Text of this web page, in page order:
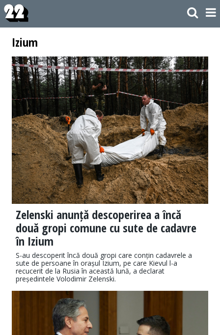
Izium
Zelenski anunță descoperirea a încă
două gropi comune cu sute de cadavre
în Izium
S-au descoperit încă două gropi care conțin cadavrele a
sute de persoane în orașul Izium, pe care Kievul l-a
recucerit de la Rusia în această lună, a declarat
președintele Volodimir Zelenski.